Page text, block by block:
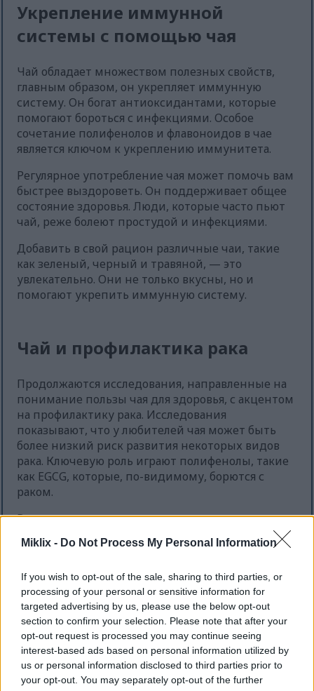
Miklix - Do Not Process My Personal Information
If you wish to opt-out of the sale, sharing to third parties, or
processing of your personal or sensitive information for
targeted advertising by us, please use the below opt-out
section to confirm your selection. Please note that after your
opt-out request is processed you may continue seeing
interest-based ads based on personal information utilized by
us or personal information disclosed to third parties prior to
your opt-out. You may separately opt-out of the further
Укрепление иммунной
системы с помощью чая
Чай обладает множеством полезных свойств,
главным образом, он укрепляет иммунную
систему. Он богат антиоксидантами, которые
помогают бороться с инфекциями. Особое
сочетание полифенолов и флавоноидов в чае
является ключом к укреплению иммунитета.
Регулярное употребление чая может помочь вам
быстрее выздороветь. Он поддерживает общее
состояние здоровья. Люди, которые часто пьют
чай, реже болеют простудой и инфекциями.
Добавить в свой рацион различные чаи, такие
как зеленый, черный и травяной, — это
увлекательно. Они не только вкусны, но и
помогают укрепить иммунную систему.
Чай и профилактика рака
Продолжаются исследования, направленные на
понимание пользы чая для здоровья, с акцентом
на профилактику рака. Исследования
показывают, что у любителей чая может быть
более низкий риск развития некоторых видов
рака. Ключевую роль играют полифенолы, такие
как EGCG, которые, по-видимому, борются с
раком.
Вот несколько ключевых моментов о чае и
снижение частоты некоторых видов рака
по сравнению с теми, кто его не пьет.
Длительное употребление зеленого чая с
высоким содержанием EGCG связывают со
снижением риска развития различных
видов рака.
Пищевые привычки и образ жизни
любителей чая позволяют получить